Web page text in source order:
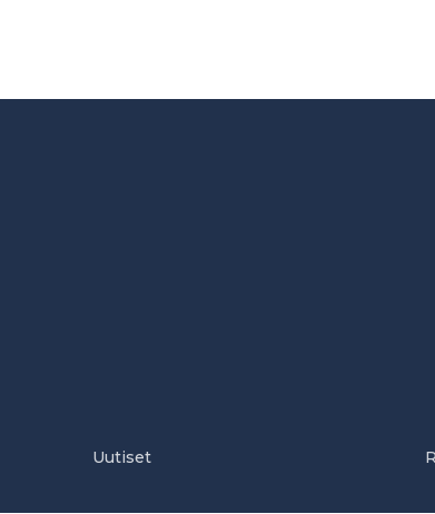
Uutiset